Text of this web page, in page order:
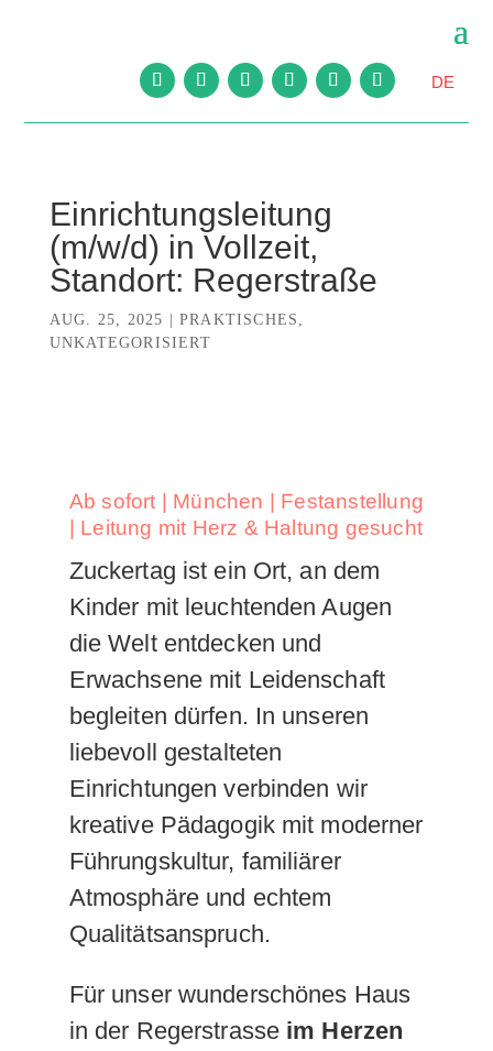
DE
Einrichtungsleitung
(m/w/d) in Vollzeit,
Standort: Regerstraße
AUG. 25, 2025 |PRAKTISCHES
UNKATEGORISIERT
Ab sofort | München | Festanstellung
| Leitung mit Herz & Haltung gesucht
Zuckertag ist ein Ort, an dem
Kinder mit leuchtenden Augen
die Welt entdecken und
Erwachsene mit Leidenschaft
begleiten dürfen. In unseren
liebevoll gestalteten
Einrichtungen verbinden wir
kreative Pädagogik mit moderner
Führungskultur, familiärer
Atmosphäre und echtem
Qualitätsanspruch.
Für unser wunderschönes Haus
in der Regerstrasse im Herzen